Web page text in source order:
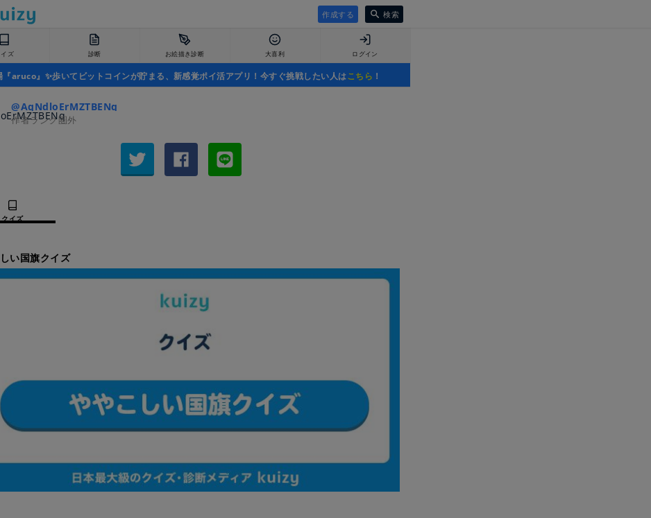
作成する 検索
イズ 診断 お絵描き診断 大喜利 ログイン
『aruco』✨歩いてビットコインが貯まる、新感覚ポイ活アプリ！今すぐ挑戦したい人はこちら ！
@AqNdloErMZTBENq
作者ランク圏外
クイズ
い国旗クイズ